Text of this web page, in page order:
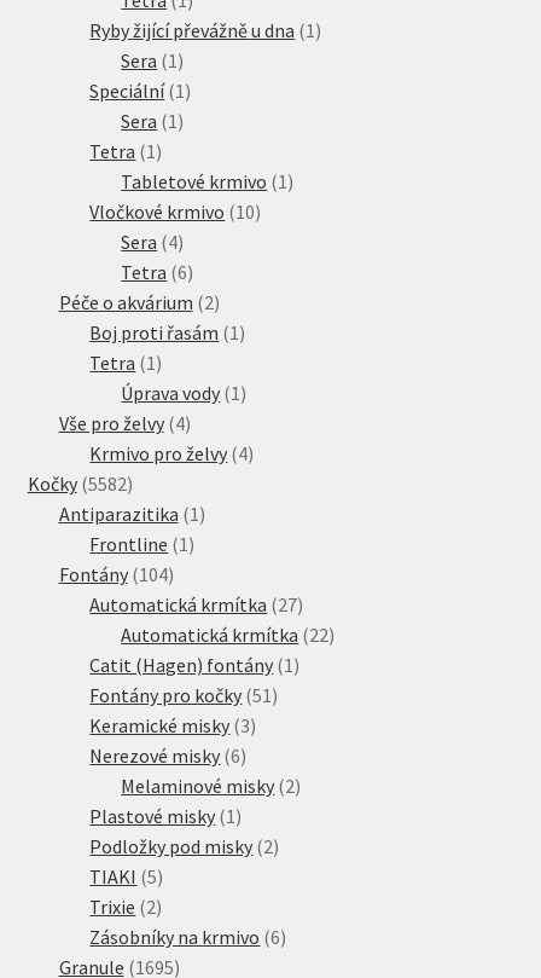
produkt
Ryby žijící převážně u dna 1 1
Sera 1 1
produkt
Speciální 1 1
Sera 1 1
Tetra 1 1
produkt
Tabletové krmivo 1 1
Vločkové krmivo 1010
Sera 44
produkty
Tetra 66
produktů
Péče o akvárium 22
produkty
Boj proti řasám 1 1
Tetra 1 1
produkt
Úprava vody 1 1
Vše pro želvy 44
produkty
Krmivo pro želvy 44
Kočky 55825582
produktů
Antiparazitika 1 1
Frontline 1 1
Fontány 104104
produktů
Automatická krmítka 2727
produktů
Automatická krmítka 2222
Catit (Hagen) fontány 1 1
Fontány pro kočky 51 51
Keramické misky 33
Nerezové misky 66
produktů
Melaminové misky 22
Plastové misky 1 1
produkt
Podložky pod misky 22
TIAKI 55
produktů
Trixie 22
produkty
Zásobníky na krmivo 66
Granule 16951695